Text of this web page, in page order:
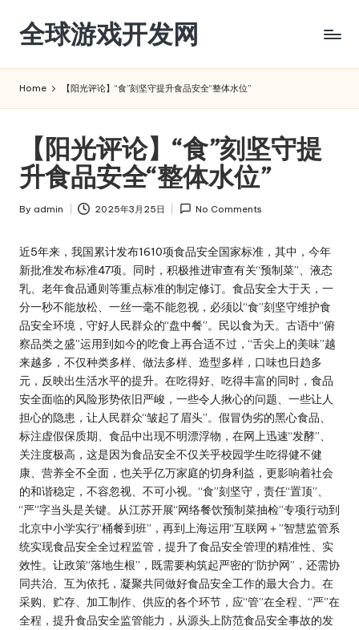
Skip
content
全球游戏开发网
Home 【阳光评论】“食”刻坚守提升食品安全“整体水位”
【阳光评论】“食”刻坚守提
升食品安全“整体水位”
Posted
By admin 2025年3月25日 No Comments
近5年来，我国累计发布1610项食品安全国家标准，其中，今年
新批准发布标准47项。同时，积极推进审查有关“预制菜”、液态
乳、老年食品通则等重点标准的制定修订。食品安全大于天，一
分一秒不能放松、一丝一毫不能忽视，必须以“食”刻坚守维护食
品安全环境，守好人民群众的“盘中餐”。民以食为天。古语中“俯
察品类之盛”运用到如今的吃食上再合适不过，“舌尖上的美味”越
来越多，不仅种类多样、做法多样、造型多样，口味也日趋多
元，反映出生活水平的提升。在吃得好、吃得丰富的同时，食品
安全面临的风险形势依旧严峻，一些令人揪心的问题、一些让人
担心的隐患，让人民群众“皱起了眉头”。假冒伪劣的黑心食品、
标注虚假保质期、食品中出现不明漂浮物，在网上迅速“发酵”、
关注度极高，这是因为食品安全不仅关乎校园学生吃得健不健
康、营养全不全面，也关乎亿万家庭的切身利益，更影响着社会
的和谐稳定，不容忽视、不可小视。“食”刻坚守，责任“置顶”、
“严”字当头是关键。从江苏开展“网络餐饮预制菜抽检”专项行动到
北京中小学实行“桶餐到班”，再到上海运用“互联网＋”智慧监管系
统实现食品安全全过程监管，提升了食品安全管理的精准性、实
效性。让政策“落地生根”，既需要构筑起严密的“防护网”，还需协
同共治、互为依托，凝聚共同做好食品安全工作的最大合力。在
采购、贮存、加工制作、供应的各个环节，应“管”在全程、“严”在
全程，提升食品安全监管能力，从源头上防范食品安全事故的发